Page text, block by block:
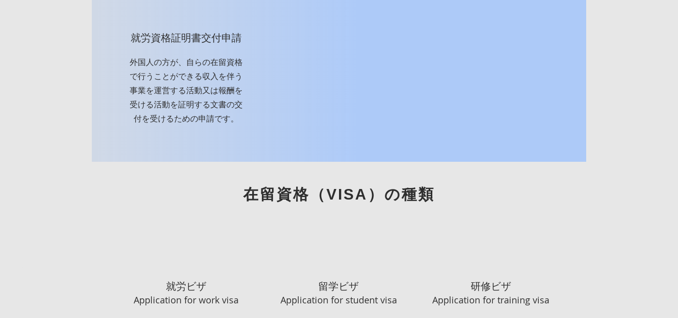
就労資格証明書交付申請
外国人の方が、自らの在留資格
で行うことができる収入を伴う
事業を運営する活動又は報酬を
受ける活動を証明する文書の交
付を受けるための申請です。
在留資格（VISA）の種類
就労ビザ
Application for work visa
留学ビザ
Application for student visa
研修ビザ
Application for training visa